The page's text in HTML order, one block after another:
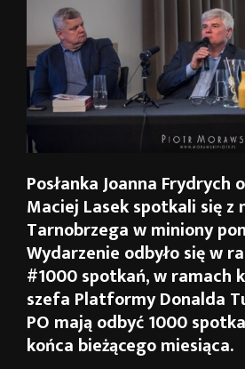
Posłanka Joanna Frydrych
Maciej Lasek spotkali się z
Tarnobrzega w miniony
Wydarzenie odbyło się w
#1000 spotkań, w ramach
szefa Platformy Donalda
PO mają odbyć 1000
końca bieżącego miesiąca.